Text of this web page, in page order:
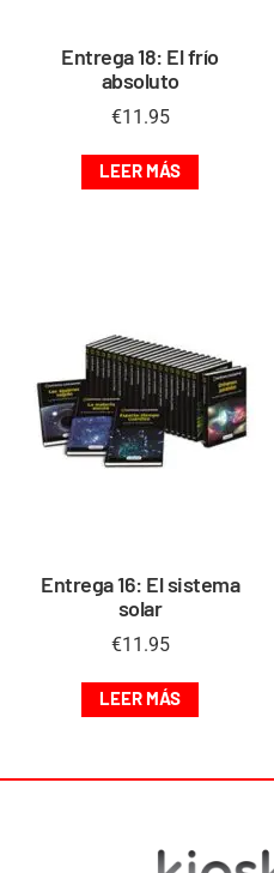
Entrega 18: El frío
absoluto
€11.95
LEER MÁS
Entrega 16: El sistema
solar
€11.95
LEER MÁS